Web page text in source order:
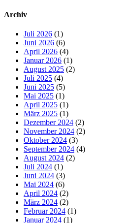
Archiv
Juli 2026 (1)
Juni 2026 (6)
April 2026 (4)
Januar 2026 (1)
August 2025 (2)
Juli 2025 (4)
Juni 2025 (5)
Mai 2025 (1)
April 2025 (1)
März 2025 (1)
Dezember 2024 (2)
November 2024 (2)
Oktober 2024 (3)
September 2024 (4)
August 2024 (2)
Juli 2024 (1)
Juni 2024 (3)
Mai 2024 (6)
April 2024 (2)
März 2024 (2)
Februar 2024 (1)
Januar 2024 (1)